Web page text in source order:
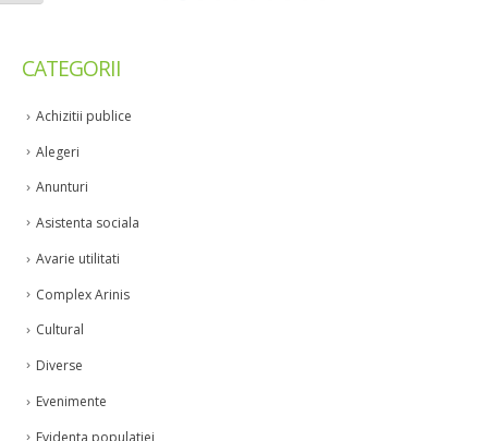
CATEGORII
Achizitii publice
Alegeri
Anunturi
Asistenta sociala
Avarie utilitati
Complex Arinis
Cultural
Diverse
Evenimente
Evidenta populatiei